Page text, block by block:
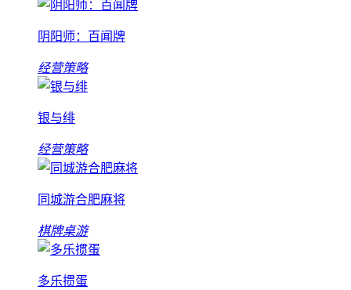
阴阳师：百闻牌
经营策略
银与绯
经营策略
同城游合肥麻将
棋牌桌游
多乐掼蛋